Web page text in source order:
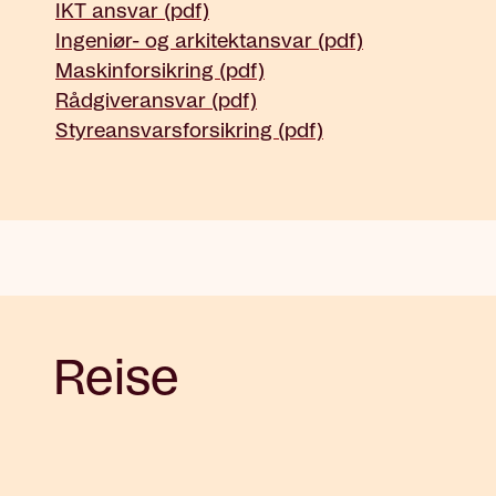
IKT ansvar (pdf)
Ingeniør- og arkitektansvar (pdf)
Maskinforsikring (pdf)
Rådgiveransvar (pdf)
Styreansvarsforsikring (pdf)
Reise